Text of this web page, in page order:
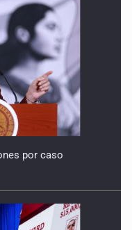
por caso